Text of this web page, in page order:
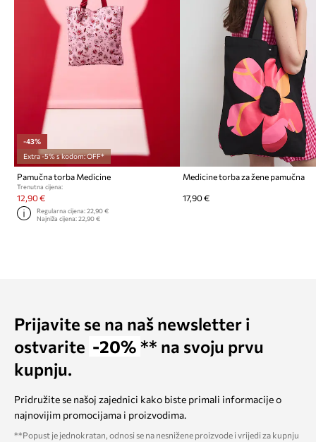
-43%
Extra -5% s kodom: OFF*
Pamučna torba Medicine
Trenutna cijena:
12,90 €
Regularna cijena:22,90 €
Najniža cijena:22,90 €
Medicine torba za žene pamučna
17,90 €
Prijavite se na naš newsletter i
ostvarite -20% ** na svoju prvu
kupnju.
Pridružite se našoj zajednici kako biste primali informacije o
najnovijim promocijama i proizvodima.
**Popust je jednokratan, odnosi se na nesnižene proizvode i vrijedi za kupnju